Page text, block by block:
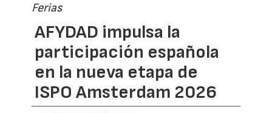
Ferias
AFYDAD impulsa la
participación española
en la nueva etapa de
ISPO Amsterdam 2026